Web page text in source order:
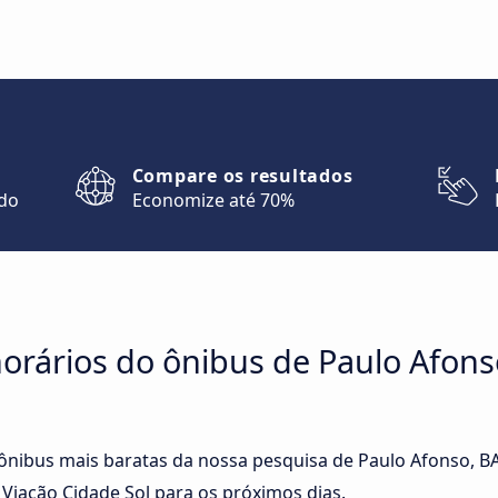
Compare os resultados
Economize até 70%
do ônibus de Paulo
mais baratas da nossa pesquisa de Paulo Afonso,
Cidade Sol para os próximos dias.